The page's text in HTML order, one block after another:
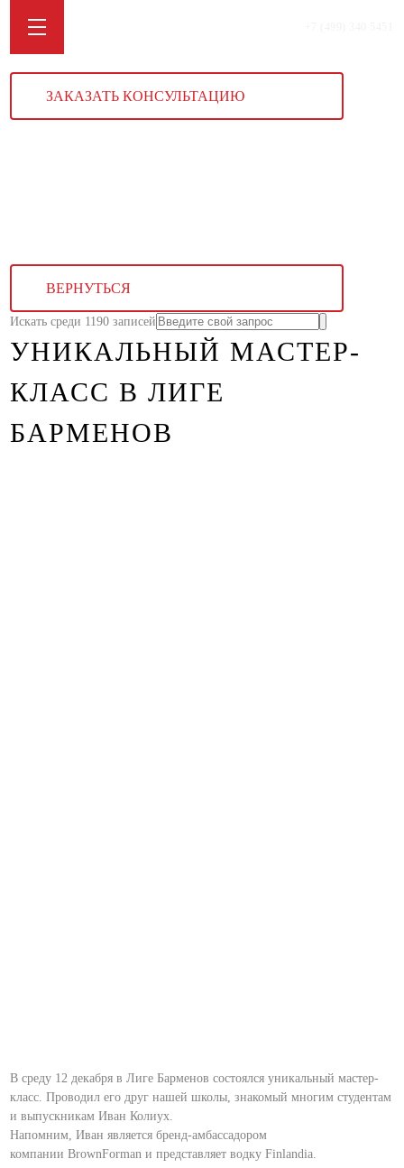
ЗАКАЗАТЬ КОНСУЛЬТАЦИЮ
ВЕРНУТЬСЯ
Искать среди 1190 записей
УНИКАЛЬНЫЙ МАСТЕР-
КЛАСС В ЛИГЕ
БАРМЕНОВ
В среду 12 декабря в Лиге Барменов состоялся уникальный мастер-
класс. Проводил его друг нашей школы, знакомый многим студентам
и выпускникам Иван Колиух.
Напомним, Иван является бренд-амбассадором
компании BrownForman и представляет водку Finlandia.